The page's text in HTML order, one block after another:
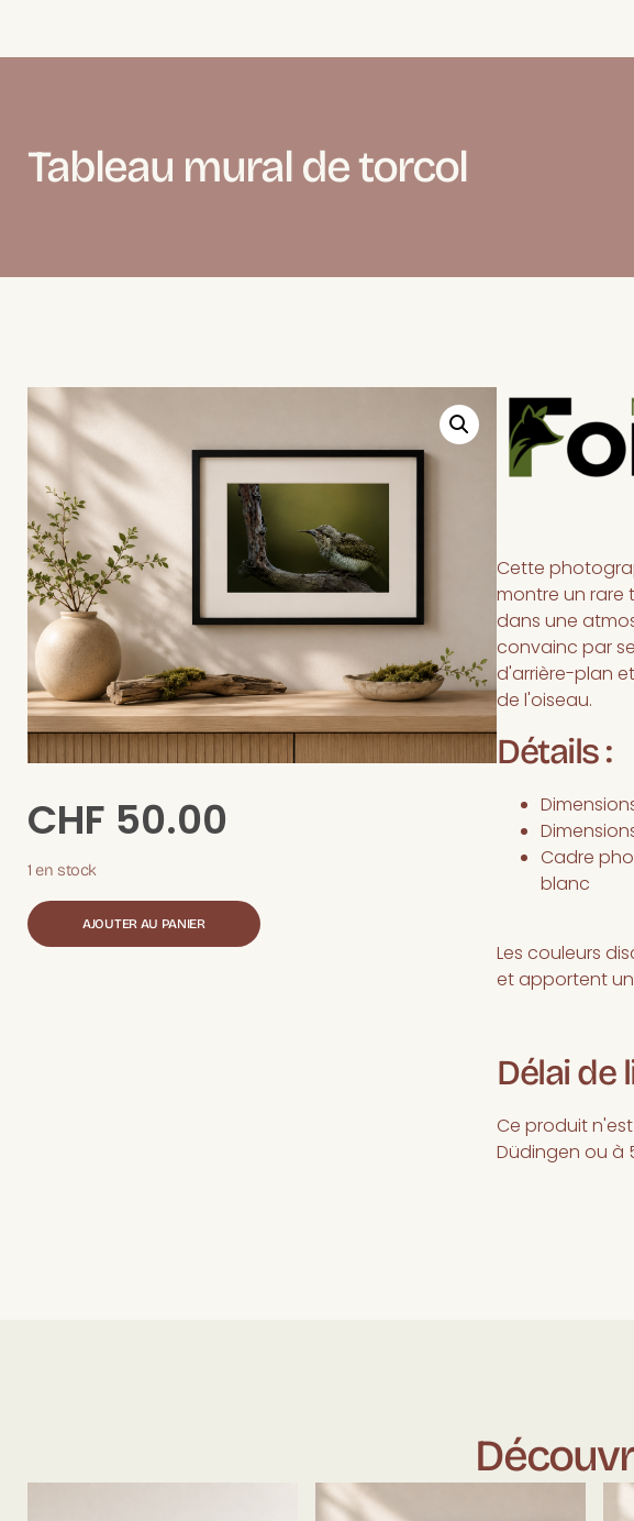
Tableau mural de torcol
CHF 50.00
1 en stock
AJOUTER AU PANIER
Cette
montre un rare
dans une
convainc par
d'arrière-plan
de l'oiseau.
Détails :
Cadre
blanc
Les couleurs
et apportent
Délai de
Ce produit
Düdingen ou à